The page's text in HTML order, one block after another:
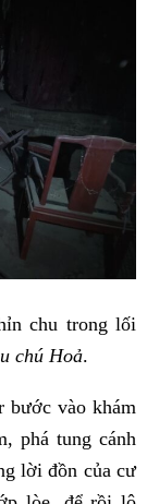
chu trong lối
chú Hoả.
bước vào khám
phá tung cánh
lời đồn của cư